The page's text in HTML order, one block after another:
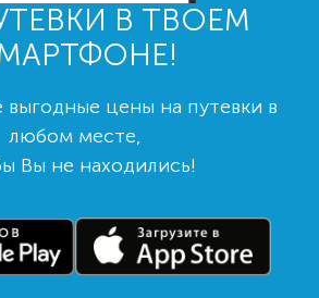
В ТВОЕМ
цены на путевки в
любом месте,
Вы не находились!